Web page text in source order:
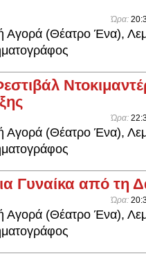
Ώρα:
Αγορά (Θέατρο Ένα),
Ώρα:
Αγορά (Θέατρο Ένα),
Γυναίκα από τη
Ώρα:
Αγορά (Θέατρο Ένα),